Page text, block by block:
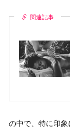
関連記事
の中で、特に印象